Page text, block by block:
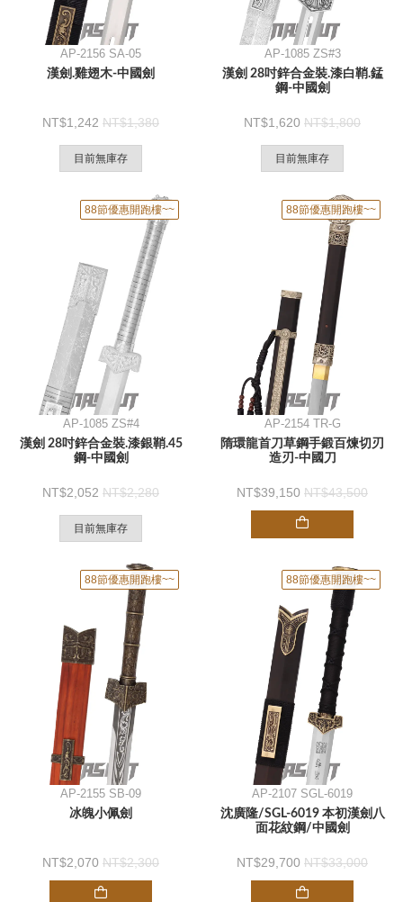
AP-2156 SA-05
漢劍.雞翅木-中國劍
1,242 1,380
目前無庫存
AP-1085 ZS#3
漢劍 28吋鋅合金裝.漆白鞘.錳
鋼-中國劍
1,620 1,800
目前無庫存
88節優惠開跑樓~~
AP-1085 ZS#4
漢劍 28吋鋅合金裝.漆銀鞘.45
鋼-中國劍
2,052 2,280
目前無庫存
88節優惠開跑樓~~
AP-2154 TR-G
隋環龍首刀草鋼手鍛百煉切刃
造刃-中國刀
39,150 43,500
88節優惠開跑樓~~
AP-2155 SB-09
冰魄小佩劍
2,070 2,300
88節優惠開跑樓~~
AP-2107 SGL-6019
沈廣隆/SGL-6019 本初漢劍八
面花紋鋼/中國劍
29,700 33,000